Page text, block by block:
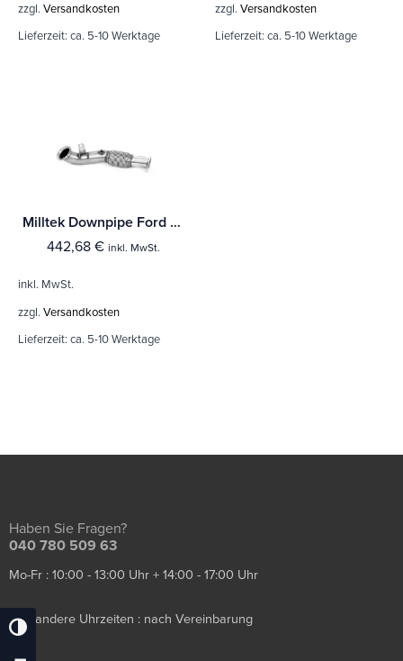
Umschalten Auf Hohe Kontraste
zzgl. Versandkosten
Lieferzeit: ca. 5-10 Werktage
zzgl. Versandkosten
Lieferzeit: ca. 5-10 Werktage
Milltek Downpipe Ford Fiesta Mk8 & Mk8.5 ST 1.5 EcoBoost 200PS (Ab Baujahr Sept 2020 Modelle)
442,68 € inkl. MwSt.
inkl. MwSt.
zzgl. Versandkosten
Lieferzeit: ca. 5-10 Werktage
Haben Sie Fragen?
040 780 509 63
Mo-Fr : 10:00 - 13:00 Uhr + 14:00 - 17:00 Uhr
Sa / andere Uhrzeiten : nach Vereinbarung